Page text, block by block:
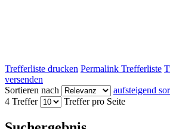
Trefferliste drucken Permalink Trefferliste
versenden
Sortieren nach
aufsteigend
4 Treffer
Treffer pro Seite